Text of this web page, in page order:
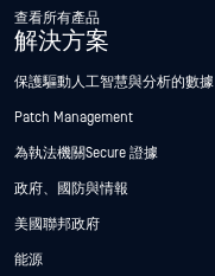
查看所有產品
解決方案
保護驅動人工智慧與分析的數據
Patch Management
為執法機關Secure 證據
政府、國防與情報
美國聯邦政府
能源